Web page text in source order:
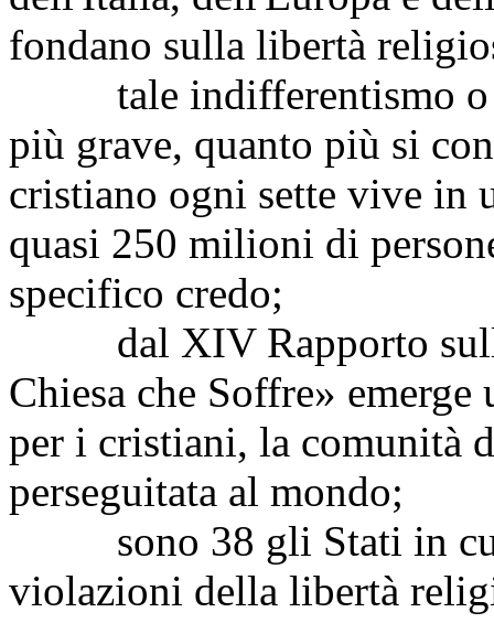
fondano sulla libertà
tale indifferentismo o
più grave, quanto più si
cristiano ogni sette vive in
quasi 250 milioni di
specifico credo;
dal XIV Rapporto
Chiesa che Soffre»
per i cristiani, la comunità
perseguitata al mondo;
sono 38 gli Stati in cui
violazioni della libertà